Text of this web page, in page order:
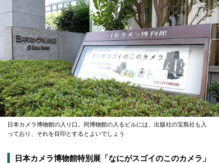
日本カメラ博物館の入り口。同博物館の入るビルには、出版社の宝島社も入
っており、それを目印とするとよいでしょう
日本カメラ博物館特別展「なにがスゴイのこのカメラ」